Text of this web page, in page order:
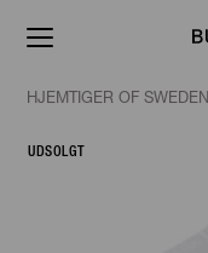
HJEM TIGER OF SWEDEN
UDSOLGT